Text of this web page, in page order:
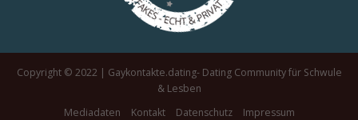
Copyright © 2022 | Gaykontakte.dating- Dating Community für Schwule
& Lesben
Mediadaten
Kontakt Datenschutz Impressum